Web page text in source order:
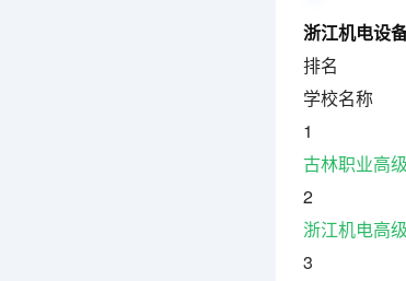
浙江机电设
排名
学校名称
1
古林职业高
2
浙江机电高
3